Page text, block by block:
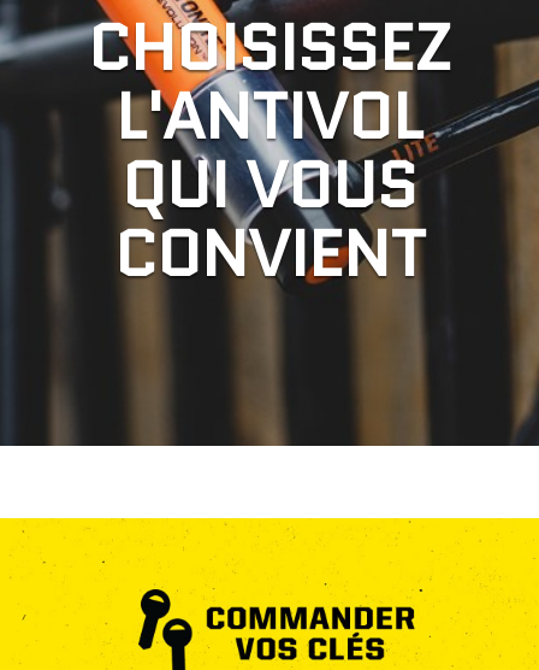
CHOISISSEZ
L'ANTIVOL
QUI VOUS
CONVIENT